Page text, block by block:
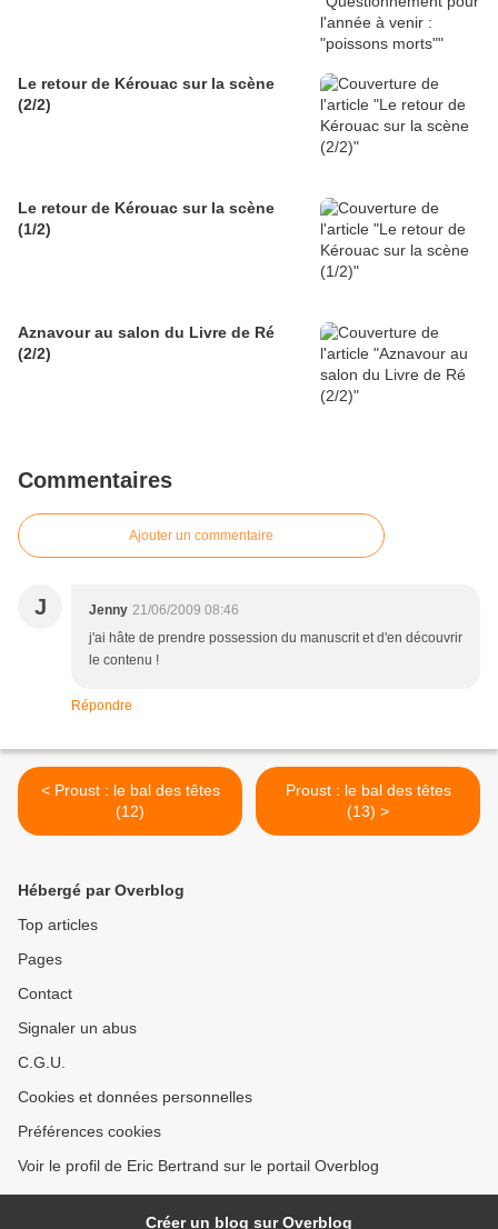
Le retour de Kérouac sur la scène
(2/2)
Le retour de Kérouac sur la scène
(1/2)
Aznavour au salon du Livre de Ré
(2/2)
Commentaires
Ajouter un commentaire
J Jenny 21/06/2009 08:46
j'ai hâte de prendre possession du manuscrit et d'en découvrir
le contenu !
Répondre
< Proust : le bal des têtes
(12)
Proust : le bal des têtes
(13) >
Hébergé par Overblog
Top articles
Pages
Contact
Signaler un abus
C.G.U.
Cookies et données personnelles
Préférences cookies
Voir le profil de Eric Bertrand sur le portail Overblog
Créer un blog sur Overblog